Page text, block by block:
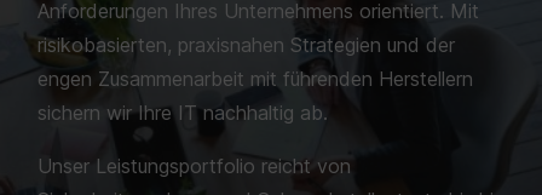
Anforderungen Ihres Unternehmens orientiert. Mit
risikobasierten, praxisnahen Strategien und der
engen Zusammenarbeit mit führenden Herstellern
sichern wir Ihre IT nachhaltig ab.
Unser Leistungsportfolio reicht von